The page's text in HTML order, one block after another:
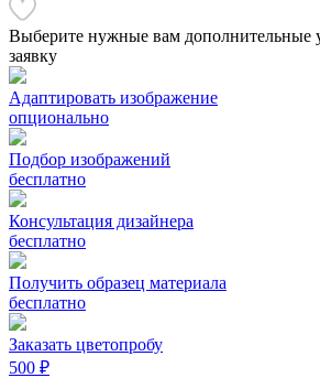
Выберите нужные вам дополнительные
заявку
Адаптировать изображение
опционально
Подбор изображений
бесплатно
Консультация дизайнера
бесплатно
Получить образец материала
бесплатно
Заказать цветопробу
500 ₽